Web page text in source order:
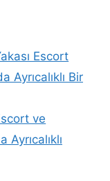
Escort
Ayrıcalıklı Bir
ve
Ayrıcalıklı